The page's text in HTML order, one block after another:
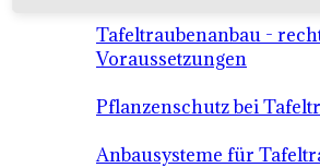
Tafeltraubenanbau -
Voraussetzungen
Pflanzenschutz bei
Anbausysteme für